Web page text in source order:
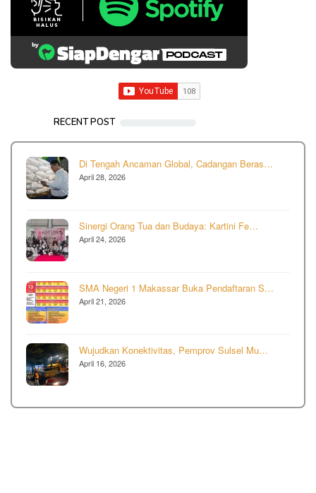
RECENT POST
Di Tengah Ancaman Global, Cadangan Beras…
April 28, 2026
Sinergi Orang Tua dan Budaya: Kartini Fe…
April 24, 2026
SMA Negeri 1 Makassar Buka Pendaftaran S…
April 21, 2026
Wujudkan Konektivitas, Pemprov Sulsel Mu…
April 16, 2026